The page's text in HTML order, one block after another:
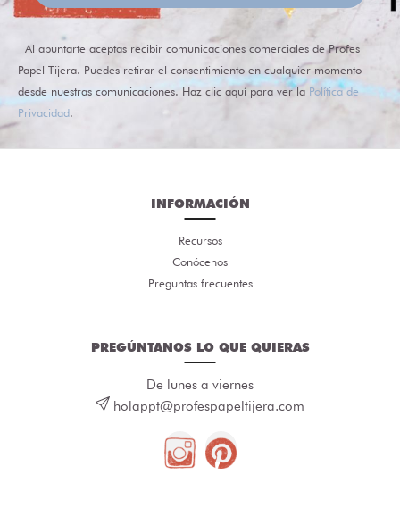
Al apuntarte aceptas recibir comunicaciones comerciales de Profes
Papel Tijera. Puedes retirar el consentimiento en cualquier momento
desde nuestras comunicaciones. Haz clic aquí para ver la Política de
Privacidad.
INFORMACIÓN
Recursos
Conócenos
Preguntas frecuentes
PREGÚNTANOS LO QUE QUIERAS
De lunes a viernes
holappt@profespapeltijera.com